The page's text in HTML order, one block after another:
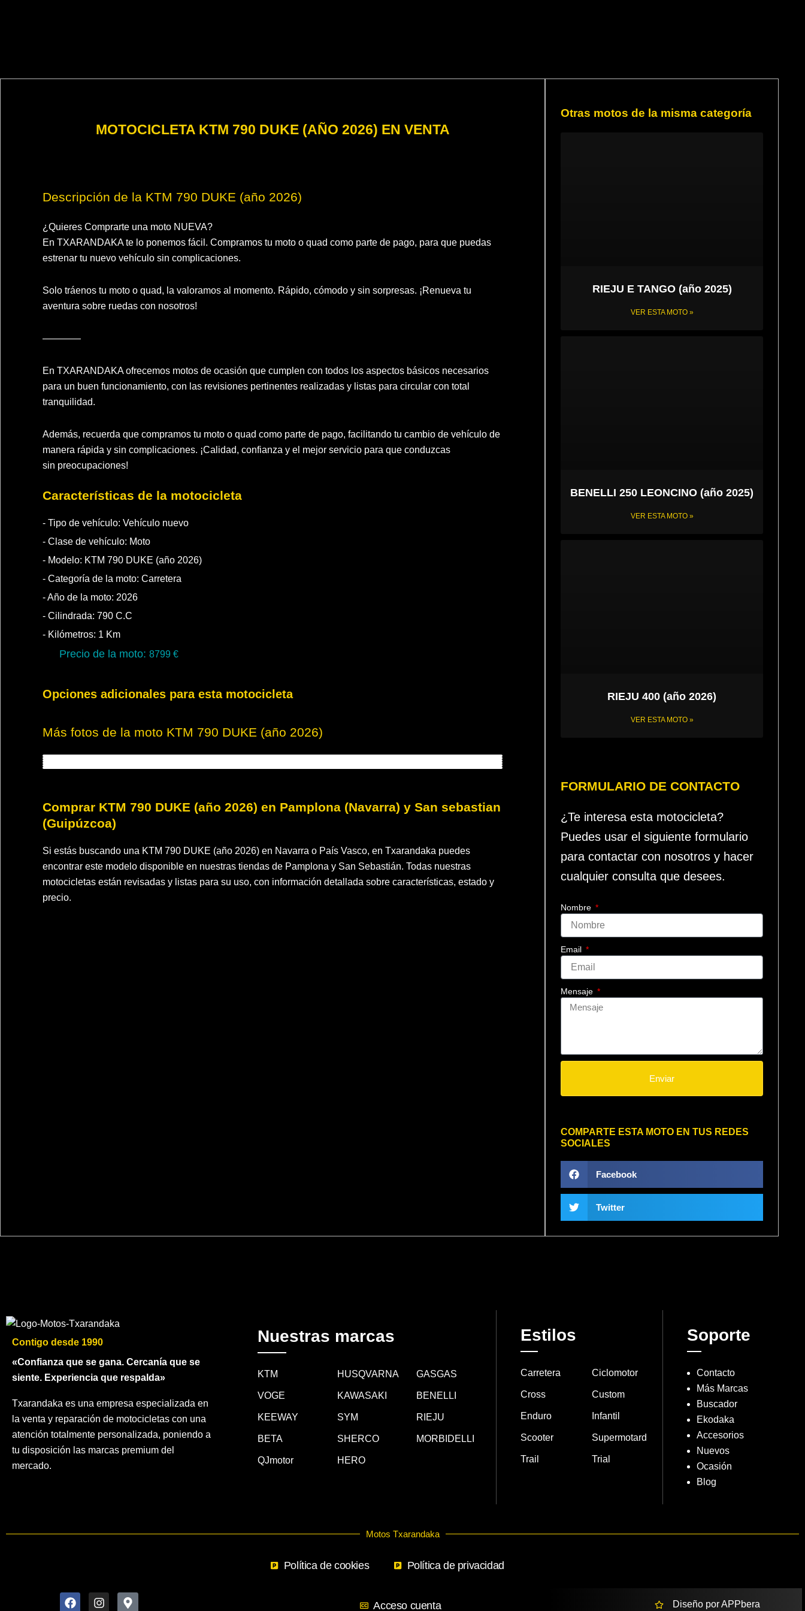
MOTOCICLETA KTM 790 DUKE (AÑO 2026) EN VENTA
Descripción de la KTM 790 DUKE (año 2026)
¿Quieres Comprarte una moto NUEVA?
En TXARANDAKA te lo ponemos fácil. Compramos tu moto o quad como parte de pago, para que puedas
estrenar tu nuevo vehículo sin complicaciones.
Solo tráenos tu moto o quad, la valoramos al momento. Rápido, cómodo y sin sorpresas. ¡Renueva tu
aventura sobre ruedas con nosotros!
————
En TXARANDAKA ofrecemos motos de ocasión que cumplen con todos los aspectos básicos necesarios
para un buen funcionamiento, con las revisiones pertinentes realizadas y listas para circular con total
tranquilidad.
Además, recuerda que compramos tu moto o quad como parte de pago, facilitando tu cambio de vehículo de
manera rápida y sin complicaciones. ¡Calidad, confianza y el mejor servicio para que conduzcas
sin preocupaciones!
Características de la motocicleta
- Tipo de vehículo: Vehículo nuevo
- Clase de vehículo: Moto
- Modelo: KTM 790 DUKE (año 2026)
- Categoría de la moto: Carretera
- Año de la moto: 2026
- Cilindrada: 790 C.C
- Kilómetros: 1 Km
Precio de la moto: 8799 €
Opciones adicionales para esta motocicleta
Más fotos de la moto KTM 790 DUKE (año 2026)
Comprar KTM 790 DUKE (año 2026) en Pamplona (Navarra) y San sebastian
(Guipúzcoa)
Si estás buscando una KTM 790 DUKE (año 2026) en Navarra o País Vasco, en Txarandaka puedes
encontrar este modelo disponible en nuestras tiendas de Pamplona y San Sebastián. Todas nuestras
motocicletas están revisadas y listas para su uso, con información detallada sobre características, estado y
precio.
Otras motos de la misma categoría
RIEJU E TANGO (año 2025)
VER ESTA MOTO »
BENELLI 250 LEONCINO (año 2025)
VER ESTA MOTO »
RIEJU 400 (año 2026)
VER ESTA MOTO »
FORMULARIO DE CONTACTO
¿Te interesa esta motocicleta?
Puedes usar el siguiente formulario
para contactar con nosotros y hacer
cualquier consulta que desees.
Nombre
Email
Mensaje
Enviar
COMPARTE ESTA MOTO EN TUS REDES
SOCIALES
Facebook
Twitter
Contigo desde 1990
«Confianza que se gana. Cercanía que se
siente. Experiencia que respalda»
Txarandaka es una empresa especializada en
la venta y reparación de motocicletas con una
atención totalmente personalizada, poniendo a
tu disposición las marcas premium del
mercado.
Nuestras marcas
KTM HUSQVARNA GASGAS
VOGE KAWASAKI BENELLI
KEEWAY SYM RIEJU
BETA SHERCO MORBIDELLI
QJmotor HERO
Estilos
Carretera Ciclomotor
Cross Custom
Enduro Infantil
Scooter Supermotard
Trail Trial
Soporte
Contacto
Más Marcas
Buscador
Ekodaka
Accesorios
Nuevos
Ocasión
Blog
Motos Txarandaka
F
I
M
Política de cookies Política de privacidad
Acceso cuenta Diseño por APPbera